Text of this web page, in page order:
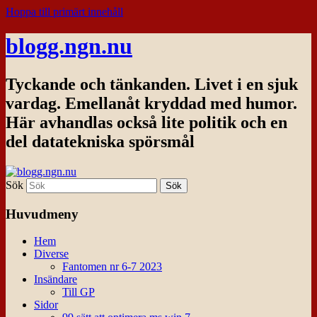
Hoppa till primärt innehåll
blogg.ngn.nu
Tyckande och tänkanden. Livet i en sjuk
vardag. Emellanåt kryddad med humor.
Här avhandlas också lite politik och en
del datatekniska spörsmål
Sök
Huvudmeny
Hem
Diverse
Fantomen nr 6-7 2023
Insändare
Till GP
Sidor